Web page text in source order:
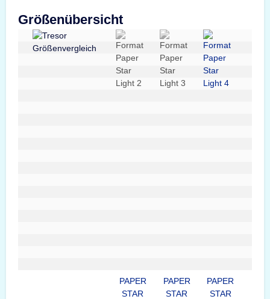
Größenübersicht
PAPER
STAR
PAPER
STAR
PAPER
STAR